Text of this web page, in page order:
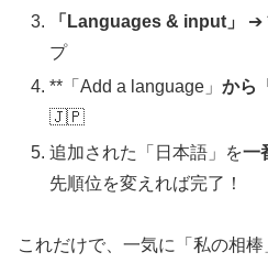
「Languages & input」
➔
プ
**「Add a language」から
🇯🇵
追加された「日本語」を一
先順位を変えれば完了！
これだけで、一気に「私の相